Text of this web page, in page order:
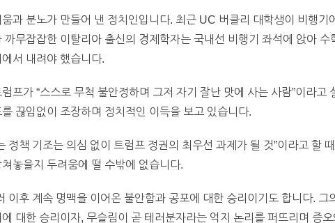
과 분노가 만들어 낸 정치인입니다. 최근 UC 버클리 대학생이 비행기
까무잡잡한 이탈리아 출신의 경제학자는 국내선 비행기 좌석에 앉아
서 내려야 했습니다.
프가 “스스로 무척 불안정하며 그저 자기 잘난 맛에 사는 사람”이라고
끊임없이 조장하며 정치적인 이득을 보고 있습니다.
정책 기조는 의심 없이 트럼프 정권의 최우선 과제가 될 것”이라고 할
놓을지 두려움에 떨 수밖에 없습니다.
이후 계속 명맥을 이어온 불안함과 공포에 대한 승리이기도 합니다.
대한 승리이자, 무슬림이 곧 테러분자라는 억지 논리를 퍼뜨리며 증